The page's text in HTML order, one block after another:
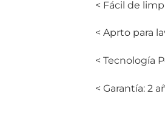
< Fácil de
< Aprto para
< Tecnología
< Garantía: 2